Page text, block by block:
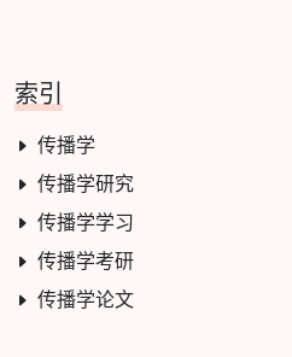
索引
传播学
传播学研究
传播学学习
传播学考研
传播学论文